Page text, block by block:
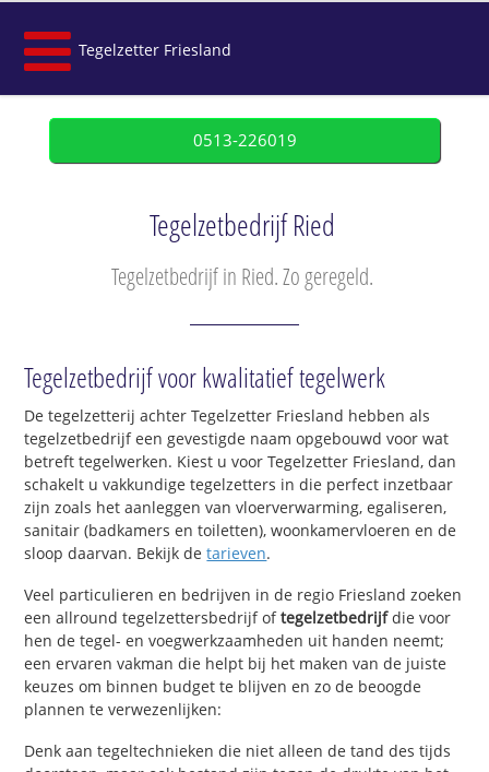
Tegelzetter Friesland
0513-226019
Tegelzetbedrijf Ried
Tegelzetbedrijf in Ried. Zo geregeld.
Tegelzetbedrijf voor kwalitatief tegelwerk
De tegelzetterij achter Tegelzetter Friesland hebben als
tegelzetbedrijf een gevestigde naam opgebouwd voor wat
betreft tegelwerken. Kiest u voor Tegelzetter Friesland, dan
schakelt u vakkundige tegelzetters in die perfect inzetbaar
zijn zoals het aanleggen van vloerverwarming, egaliseren,
sanitair (badkamers en toiletten), woonkamervloeren en de
sloop daarvan. Bekijk detarieven.
Veel particulieren en bedrijven in de regio Friesland zoeken
een allround tegelzettersbedrijf oftegelzetbedrijfdie voor
hen de tegel- en voegwerkzaamheden uit handen neemt;
een ervaren vakman die helpt bij het maken van de juiste
keuzes om binnen budget te blijven en zo de beoogde
plannen te verwezenlijken:
Denk aan tegeltechnieken die niet alleen de tand des tijds